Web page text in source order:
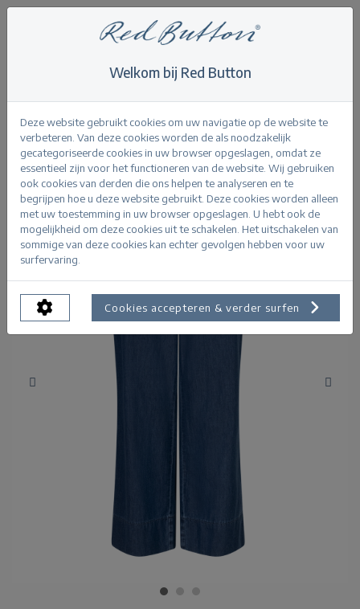
> Conny Palazzo Denim rinse
Terug
Welkom bij Red Button
Deze website gebruikt cookies om uw navigatie op de website te
verbeteren. Van deze cookies worden de als noodzakelijk
gecategoriseerde cookies in uw browser opgeslagen, omdat ze
essentieel zijn voor het functioneren van de website. Wij gebruiken
ook cookies van derden die ons helpen te analyseren en te
begrijpen hoe u deze website gebruikt. Deze cookies worden alleen
met uw toestemming in uw browser opgeslagen. U hebt ook de
mogelijkheid om deze cookies uit te schakelen. Het uitschakelen van
sommige van deze cookies kan echter gevolgen hebben voor uw
surfervaring.
Cookies accepteren & verder surfen